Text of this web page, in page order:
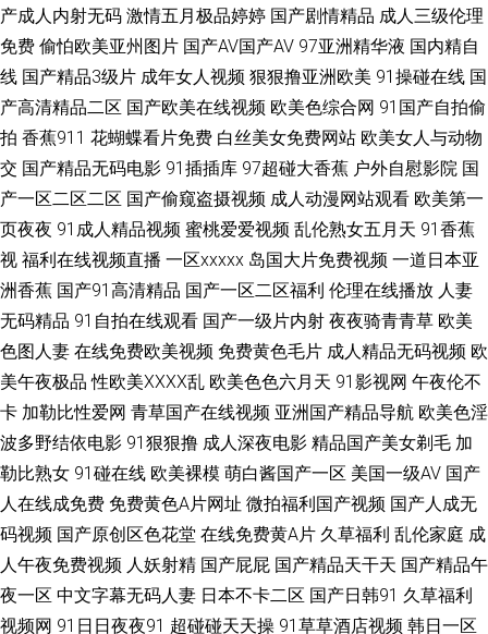
视频 91精品在线观看网页入口 欧美毛片基地 91色啦自拍 91大家都在搜 麻
成人 变态六区 欧美日韩黄 91传媒视频在线观看 国产精品96久久 色拉拉视频
91午夜黄色影院 九九午夜成人剧场 亚洲图区狼人 AV天堂五月天你懂的 日韩
A片一区二区 91视频在线观看大全 久久国产久 91PRON网站 岛国不卡Av 日
韩欧美亚洲日韩成人 91中文网在线播放 欧美日韩久久网 91干逼不卡 国产精
线超碰大香蕉 欧美激情婷婷 91网站自慰视频 美女网黄视频中文久久 91牛牛
人妻 老湿机剧院 91豆花网站 国产福利91 熟女探花在线 av免费网址福利 青
青草原香蕉久久 91色色视频在线观看 久艹综合精品 影音先峰AV最新资源 国
产九区第八页 午夜精品久久精品 中文日韩在线播放 国产91看片婬黄大片 影
产成人内射无码 激情五月极品婷婷 国产剧情精品 成人三级伦理
免费 偷怕欧美亚州图片 国产AV国产AV 97亚洲精华液 国内精自
线 国产精品3级片 成年女人视频 狠狠撸亚洲欧美 91操碰在线 国
产高清精品二区 国产欧美在线视频 欧美色综合网 91国产自拍偷
拍 香蕉911 花蝴蝶看片免费 白丝美女免费网站 欧美女人与动物
交 国产精品无码电影 91插插库 97超碰大香蕉 户外自慰影院 国
产一区二区二区 国产偷窥盗摄视频 成人动漫网站观看 欧美第一
页夜夜 91成人精品视频 蜜桃爱爱视频 乱伦熟女五月天 91香蕉
视 福利在线视频直播 一区xxxxx 岛国大片免费视频 一道日本亚
洲香蕉 国产91高清精品 国产一区二区福利 伦理在线播放 人妻
无码精品 91自拍在线观看 国产一级片内射 夜夜骑青青草 欧美
色图人妻 在线免费欧美视频 免费黄色毛片 成人精品无码视频 欧
美午夜极品 性欧美ⅩⅩⅩⅩ乱 欧美色色六月天 91影视网 午夜伦不
卡 加勒比性爱网 青草国产在线视频 亚洲国产精品导航 欧美色淫
波多野结依电影 91狠狠撸 成人深夜电影 精品国产美女剃毛 加
勒比熟女 91碰在线 欧美裸模 萌白酱国产一区 美国一级AV 国产
人在线成免费 免费黄色A片网址 微拍福利国产视频 国产人成无
码视频 国产原创区色花堂 在线免费黄A片 久草福利 乱伦家庭 成
人午夜免费视频 人妖射精 国产屁屁 国产精品天干天 国产精品午
夜一区 中文字幕无码人妻 日本不卡二区 国产日韩91 久草福利
视频网 91日日夜夜91 超碰碰天天操 91草草酒店视频 韩日一区